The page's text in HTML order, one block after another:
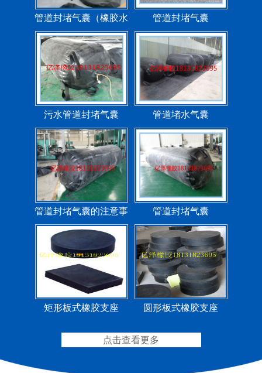
管道封堵气囊（橡胶水
堵）
管道封堵气囊
污水管道封堵气囊 管道堵水气囊
管道封堵气囊的注意事
项
管道封堵气囊
矩形板式橡胶支座 圆形板式橡胶支座
点击查看更多